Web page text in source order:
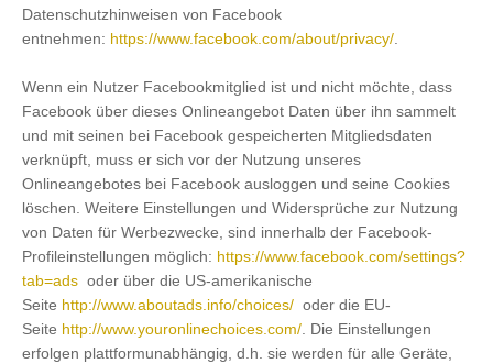
Datenschutzhinweisen von Facebook
entnehmen: https://www.facebook.com/about/privacy/
Wenn ein Nutzer Facebookmitglied ist und nicht möchte, dass
Facebook über dieses Onlineangebot Daten über ihn sammelt
und mit seinen bei Facebook gespeicherten Mitgliedsdaten
verknüpft, muss er sich vor der Nutzung unseres
Onlineangebotes bei Facebook ausloggen und seine Cookies
löschen. Weitere Einstellungen und Widersprüche zur Nutzung
von Daten für Werbezwecke, sind innerhalb der Facebook-
Profileinstellungen möglich: https://www.facebook.com/settings?
tab=ads oder über die US-amerikanische
Seite http://www.aboutads.info/choices/ oder die EU-
Seite http://www.youronlinechoices.com/ . Die Einstellungen
erfolgen plattformunabhängig, d.h. sie werden für alle Geräte,